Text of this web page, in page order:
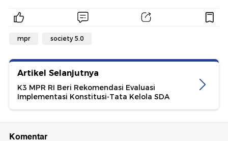
mpr society 5.0
Artikel Selanjutnya
K3 MPR RI Beri Rekomendasi Evaluasi
Implementasi Konstitusi-Tata Kelola SDA